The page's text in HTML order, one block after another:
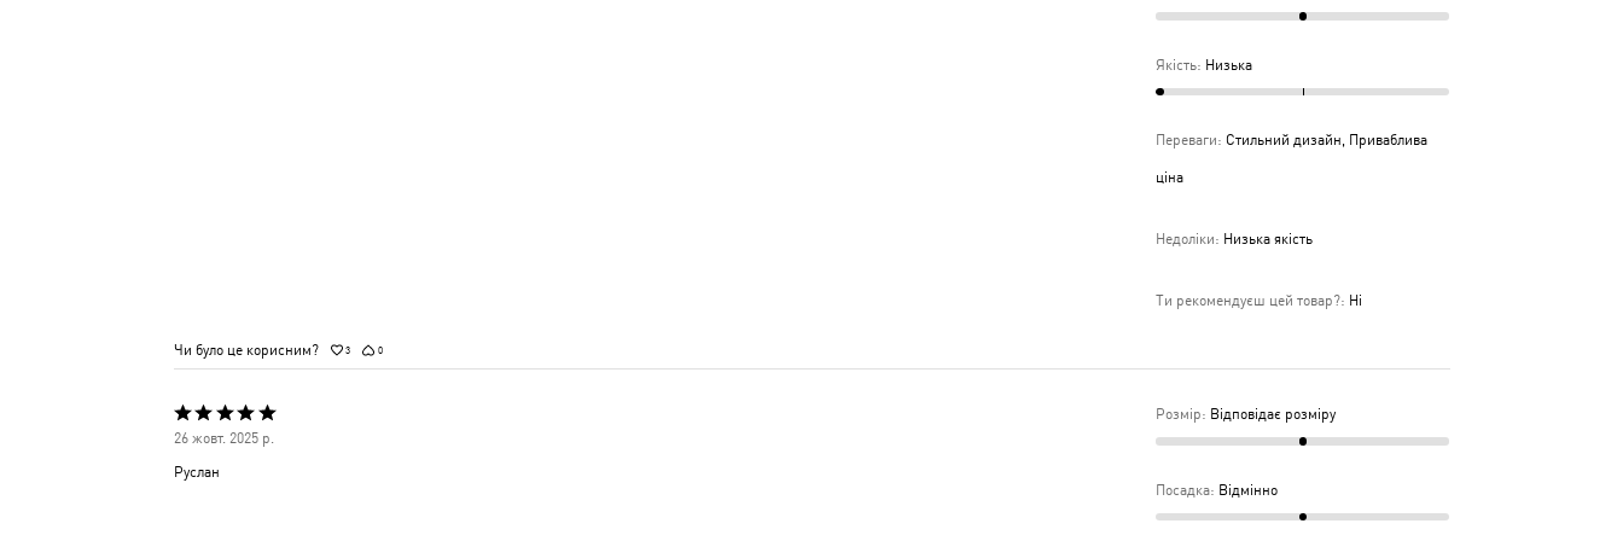
Якість: Низька
Переваги: Стильний дизайн, Приваблива
ціна
Недоліки: Низька якість
Ти рекомендуєш цей товар?: Ні
Чи було це корисним? 3 0
Оцінено
26 жовт. 2025 р.
Руслан
Розмір: Відповідає розміру
Посадка: Відмінно